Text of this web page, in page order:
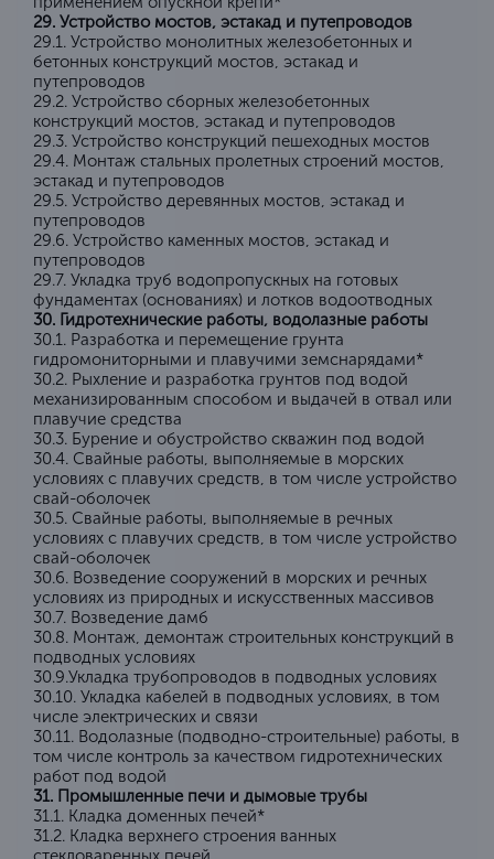
29. Устройство мостов, эстакад и путепроводов
29.1. Устройство монолитных железобетонных и
бетонных конструкций мостов, эстакад и
путепроводов
29.2. Устройство сборных железобетонных
конструкций мостов, эстакад и путепроводов
29.3. Устройство конструкций пешеходных мостов
29.4. Монтаж стальных пролетных строений мостов,
эстакад и путепроводов
29.5. Устройство деревянных мостов, эстакад и
путепроводов
29.6. Устройство каменных мостов, эстакад и
путепроводов
29.7. Укладка труб водопропускных на готовых
фундаментах (основаниях) и лотков водоотводных
30. Гидротехнические работы, водолазные работы
30.1. Разработка и перемещение грунта
гидромониторными и плавучими земснарядами*
30.2. Рыхление и разработка грунтов под водой
механизированным способом и выдачей в отвал или
плавучие средства
30.3. Бурение и обустройство скважин под водой
30.4. Свайные работы, выполняемые в морских
условиях с плавучих средств, в том числе устройство
свай-оболочек
30.5. Свайные работы, выполняемые в речных
условиях с плавучих средств, в том числе устройство
свай-оболочек
30.6. Возведение сооружений в морских и речных
условиях из природных и искусственных массивов
30.7. Возведение дамб
30.8. Монтаж, демонтаж строительных конструкций в
подводных условиях
30.9.Укладка трубопроводов в подводных условиях
30.10. Укладка кабелей в подводных условиях, в том
числе электрических и связи
30.11. Водолазные (подводно-строительные) работы, в
том числе контроль за качеством гидротехнических
работ под водой
31. Промышленные печи и дымовые трубы
31.1. Кладка доменных печей*
31.2. Кладка верхнего строения ванных